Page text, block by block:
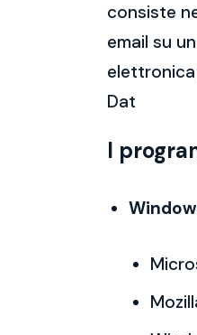
consiste
email su
Dat
I